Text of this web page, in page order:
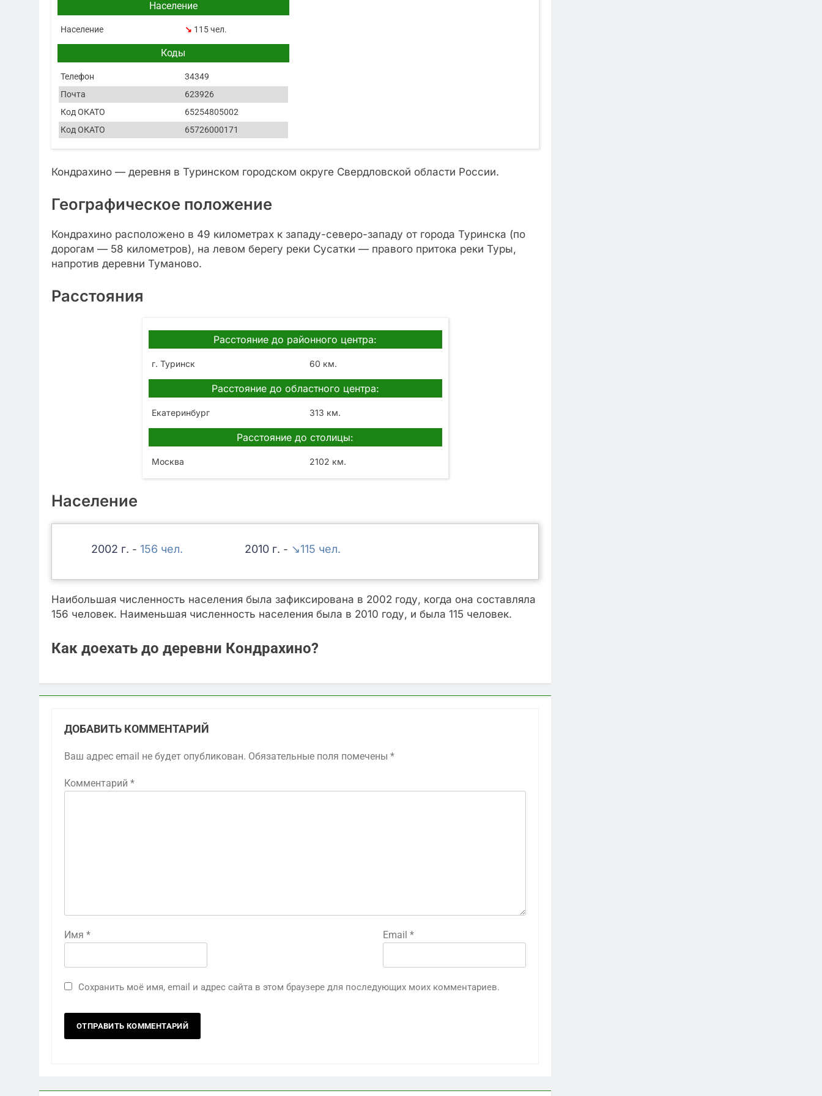
Население
Население ↘ 115 чел.
Коды
Телефон
34349
Почта
623926
Код ОКАТО
65254805002
Код ОКАТО
65726000171
Кондрахино — деревня в Туринском городском округе Свердловской области России.
Географическое положение
Кондрахино расположено в 49 километрах к западу-северо-западу от города Туринска (по
дорогам — 58 километров), на левом берегу реки Сусатки — правого притока реки Туры,
напротив деревни Туманово.
Расстояния
Расстояние до районного центра:
г. Туринск 60 км.
Расстояние до областного центра:
Екатеринбург 313 км.
Расстояние до столицы:
Москва 2102 км.
Население
2002 -156 2010 - ↘115
Наибольшая численность населения была зафиксирована в 2002 году, когда она составляла
156 человек. Наименьшая численность населения была в 2010 году, и была 115 человек.
Как доехать до деревни Кондрахино?
ДОБАВИТЬ КОММЕНТАРИЙ
Ваш адрес email не будет опубликован. Обязательные поля помечены *
Комментарий *
Имя * Email *
Сохранить моё имя, email и адрес сайта в этом браузере для последующих моих комментариев.